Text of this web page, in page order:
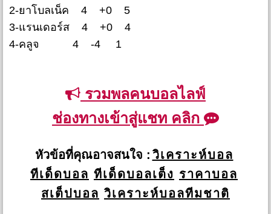
2-ยาโบลเน็ค 4 +0 5
3-แรนเดอร์ส 4 +0 4
4-คลูจ 4 -4 1
รวมพลคนบอลไลฟ์
ช่องทางเข้าสู่แชท คลิก
หัวข้อที่คุณอาจสนใจ : วิเคราะห์บอล
ทีเด็ดบอล ทีเด็ดบอลเต็ง ราคาบอล
สเต็ปบอล วิเคราะห์บอลทีมชาติ